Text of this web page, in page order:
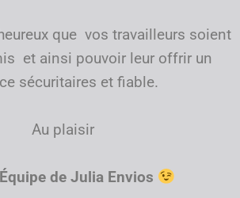
que vos travailleurs soient
et ainsi pouvoir leur offrir un
sécuritaires et fiable.
Au plaisir
de Julia Envios